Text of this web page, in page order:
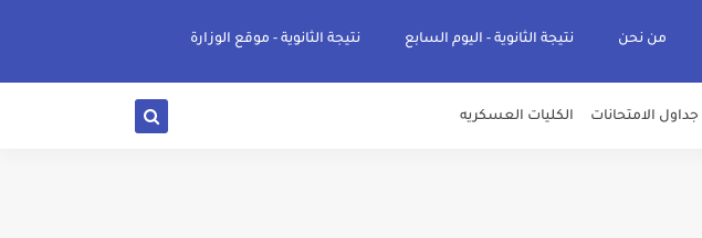
من نحن نتيجة الثانوية - اليوم السابع نتيجة الثانوية - موقع الوزارة
جداول الامتحانات الكليات العسكريه